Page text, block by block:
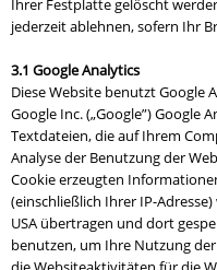
Ihrer Festplatte gelöscht
jederzeit ablehnen, sofern Ihr
3.1 Google Analytics
Diese Website benutzt Google
Google Inc. („Google”) Google
Textdateien, die auf Ihrem
Analyse der Benutzung der
Cookie erzeugten
(einschließlich Ihrer IP-
USA übertragen und dort
benutzen, um Ihre Nutzung